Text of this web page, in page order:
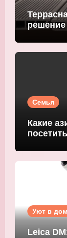
Семья
Какие
Уют в
Leica